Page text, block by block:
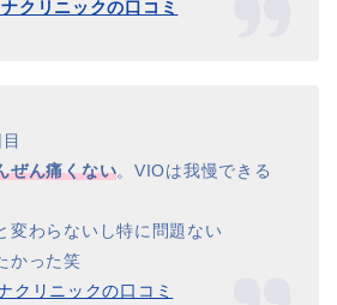
クリニックの口コミ
ぜん痛くない。VIOは我慢できる
変わらないし特に問題ない
かった笑
クリニックの口コミ